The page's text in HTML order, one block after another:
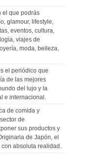
el que podrás
glamour, lifestyle,
eventos, cultura,
viajes de
moda, belleza,
el periódico que
de las mejores
del lujo y la
e internacional.
de comida y
de
sus productos y
de Japón, el
absoluta realidad.